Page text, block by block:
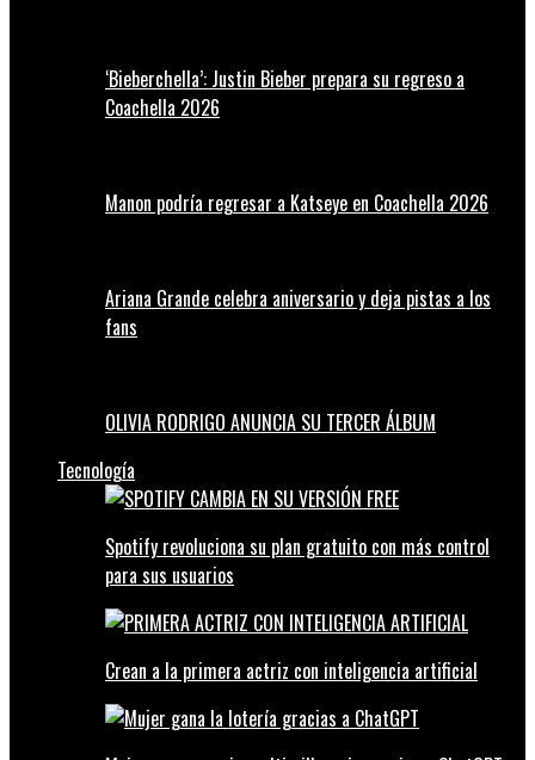
‘Bieberchella’: Justin Bieber prepara su regreso a
Coachella 2026
Manon podría regresar a Katseye en Coachella 2026
Ariana Grande celebra aniversario y deja pistas a los
fans
OLIVIA RODRIGO ANUNCIA SU TERCER ÁLBUM
Tecnología
Spotify revoluciona su plan gratuito con más control
para sus usuarios
Crean a la primera actriz con inteligencia artificial